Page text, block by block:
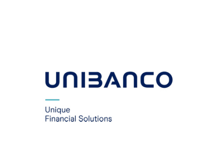
PORTUGAL